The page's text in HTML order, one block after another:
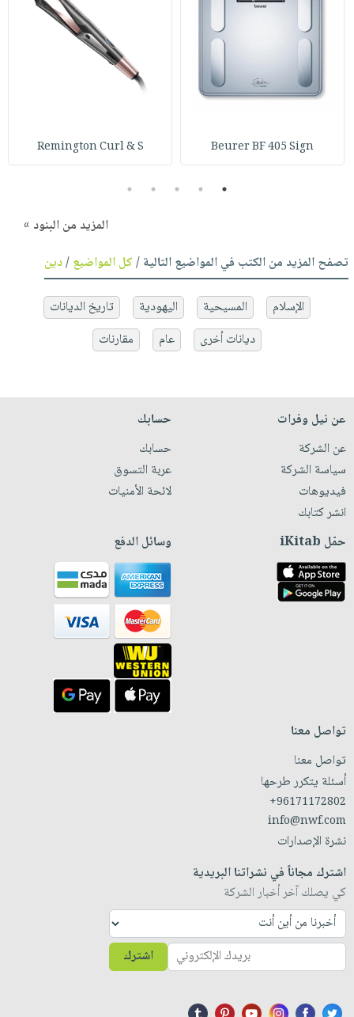
Beurer BF 405 Sign
Remington Curl & S
1
2
3
4
5
المزيد من البنود »
تصفح المزيد من الكتب في المواضيع التالية /كل المواضيع/دين
الإسلام المسيحية اليهودية
تاريخ الديانات
ديانات أخرى
عام مقارنات
عن نيل وفرات
عن الشركة
سياسة الشركة
فيديوهات
انشر كتابك
حسابك
حسابك
عربة التسوق
لائحة الأمنيات
حمّل iKitab وسائل الدفع
تواصل معنا
تواصل معنا
أسئلة يتكرر طرحها
+96171172802
info@nwf.com
نشرة الإصدارات
اشترك مجاناً في نشراتنا البريدية
كي يصلك آخر أخبار الشركة
اشترك